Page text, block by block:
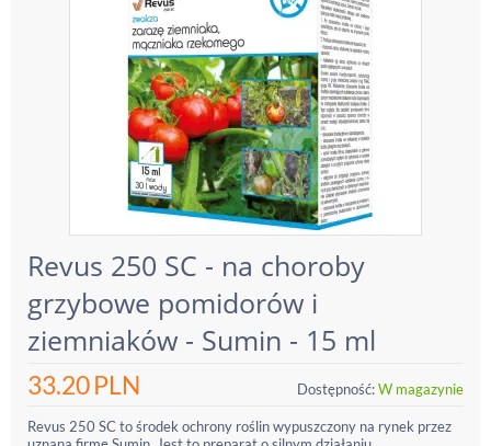
Revus 250 SC - na choroby
grzybowe pomidorów i
ziemniaków - Sumin - 15 ml
33.20PLN Dostępność:W magazynie
Revus 250 SC to środek ochrony roślin wypuszczony na rynek przez